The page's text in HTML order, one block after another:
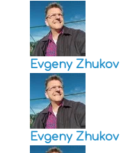
Evgeny Zhukov
Evgeny Zhukov